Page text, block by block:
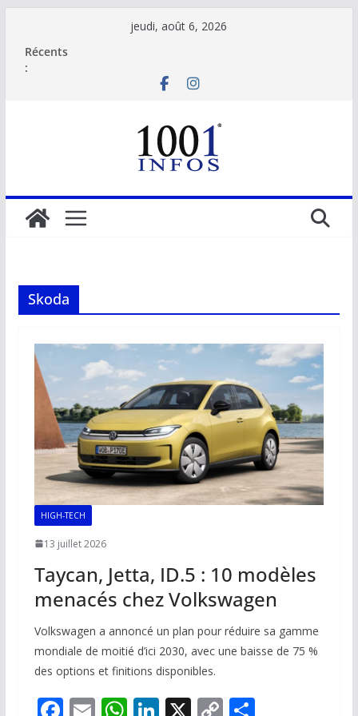
contenu
jeudi, août 6, 2026
Récents
:
Skoda
HIGH-TECH
13 juillet 2026
Taycan, Jetta, ID.5 : 10 modèles
menacés chez Volkswagen
Volkswagen a annoncé un plan pour réduire sa gamme
mondiale de moitié d’ici 2030, avec une baisse de 75 %
des options et finitions disponibles.